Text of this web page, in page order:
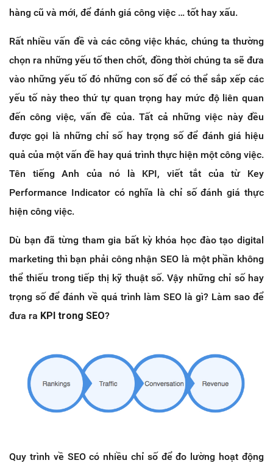
hàng cũ và mới, để đánh giá công việc … tốt hay xấu.
Rất nhiều vấn đề và các công việc khác, chúng ta thường
chọn ra những yếu tố then chốt, đồng thời chúng ta sẽ đưa
vào những yếu tố đó những con số để có thể sắp xếp các
yếu tố này theo thứ tự quan trọng hay mức độ liên quan
đến công việc, vấn đề của. Tất cả những việc này đều
được gọi là những chỉ số hay trọng số để đánh giá hiệu
quả của một vấn đề hay quá trình thực hiện một công việc.
Tên tiếng Anh của nó là KPI, viết tắt của từ Key
Performance Indicator có nghĩa là chỉ số đánh giá thực
hiện công việc.
Dù bạn đã từng tham gia bất kỳ khóa học đào tạo digital
marketing thì bạn phải công nhận SEO là một phần không
thể thiếu trong tiếp thị kỹ thuật số. Vậy những chỉ số hay
trọng số để đánh về quá trình làm SEO là gì? Làm sao để
đưa ra KPI trong SEO?
Quy trình về SEO có nhiều chỉ số để đo lường hoạt động